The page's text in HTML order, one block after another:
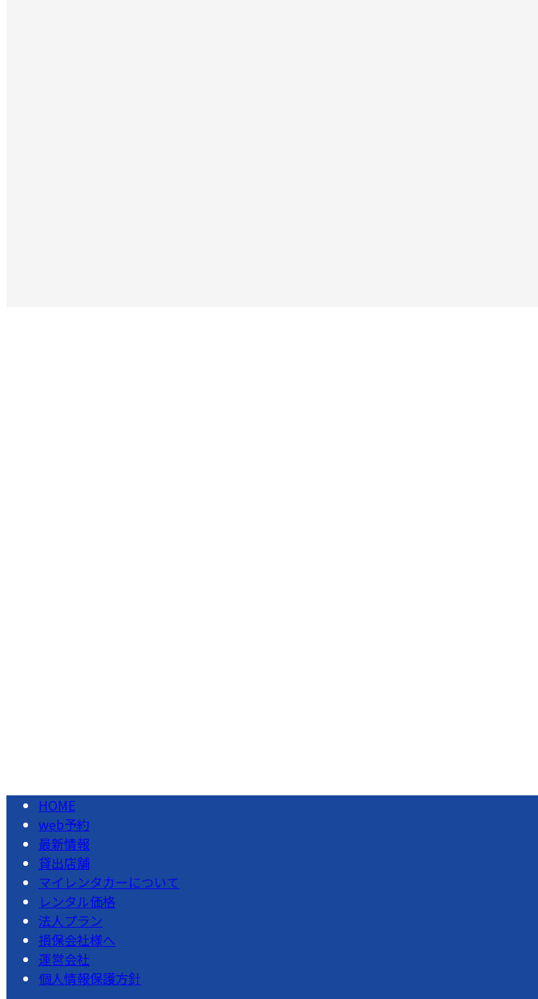
HOME
web予約
最新情報
貸出店舗
マイレンタカーについて
レンタル価格
法人プラン
損保会社様へ
運営会社
個人情報保護方針